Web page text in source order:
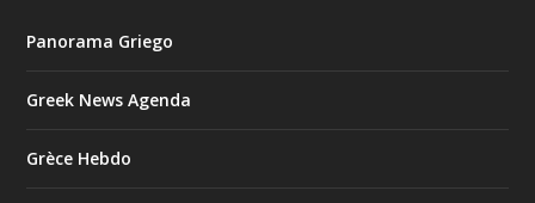
Panorama Griego
Greek News Agenda
Grèce Hebdo